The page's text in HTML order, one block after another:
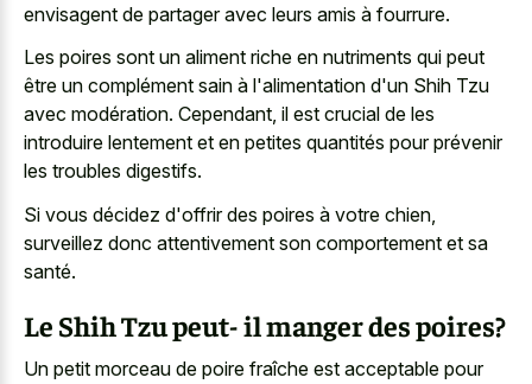
envisagent de partager avec leurs amis à fourrure.
Les poires sont un aliment riche en nutriments qui peut
être un complément sain à l'alimentation d'un Shih Tzu
avec modération. Cependant, il est crucial de les
introduire lentement et en petites quantités pour prévenir
les troubles digestifs.
Si vous décidez d'offrir des poires à votre chien,
surveillez donc attentivement son comportement et sa
santé.
Le Shih Tzu peut- il manger des poires?
Un petit morceau de poire fraîche est acceptable pour